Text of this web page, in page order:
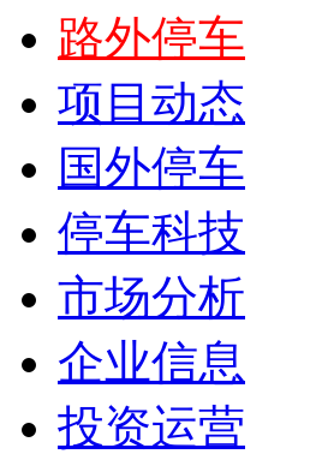
路外停车
项目动态
国外停车
停车科技
市场分析
企业信息
投资运营